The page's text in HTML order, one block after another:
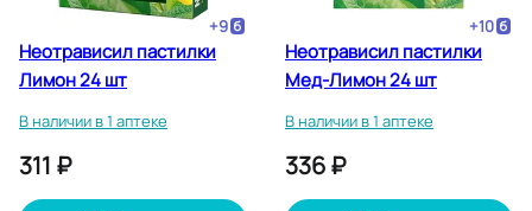
+9
Неотрависил пастилки
Лимон 24 шт
В наличии в 1 аптеке
311 ₽
+10
Неотрависил пастилки
Мед-Лимон 24 шт
В наличии в 1 аптеке
336 ₽